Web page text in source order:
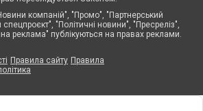
компаній", "Промо", "Партнерський
"Політичні новини", "Пресреліз",
реклама" публікуються на правах реклами.
Правила сайту Правила